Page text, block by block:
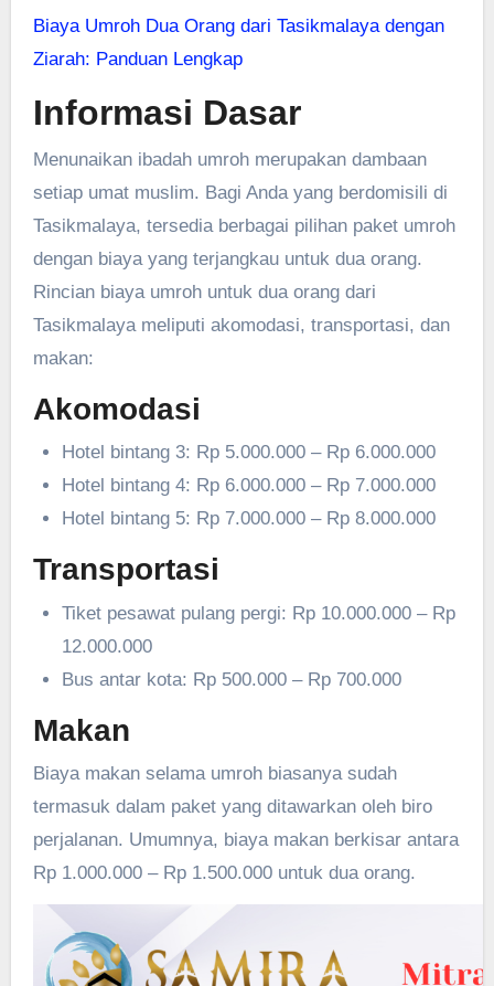
Biaya Umroh Dua Orang dari Tasikmalaya dengan
Ziarah: Panduan Lengkap
Informasi Dasar
Menunaikan ibadah umroh merupakan dambaan
setiap umat muslim. Bagi Anda yang berdomisili di
Tasikmalaya, tersedia berbagai pilihan paket umroh
dengan biaya yang terjangkau untuk dua orang.
Rincian biaya umroh untuk dua orang dari
Tasikmalaya meliputi akomodasi, transportasi, dan
makan:
Akomodasi
Hotel bintang 3: Rp 5.000.000 – Rp 6.000.000
Hotel bintang 4: Rp 6.000.000 – Rp 7.000.000
Hotel bintang 5: Rp 7.000.000 – Rp 8.000.000
Transportasi
Tiket pesawat pulang pergi: Rp 10.000.000 – Rp
12.000.000
Bus antar kota: Rp 500.000 – Rp 700.000
Makan
Biaya makan selama umroh biasanya sudah
termasuk dalam paket yang ditawarkan oleh biro
perjalanan. Umumnya, biaya makan berkisar antara
Rp 1.000.000 – Rp 1.500.000 untuk dua orang.